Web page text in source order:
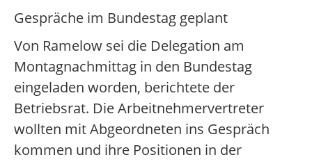
Gespräche im Bundestag geplant
Von Ramelow sei die Delegation am
Montagnachmittag in den Bundestag
eingeladen worden, berichtete der
Betriebsrat. Die Arbeitnehmervertreter
wollten mit Abgeordneten ins Gespräch
kommen und ihre Positionen in der